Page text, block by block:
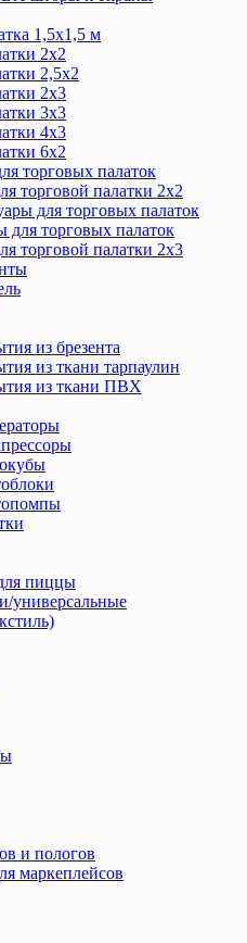
1,5х1,5 м
2х2
2,5х2
2х3
3х3
4х3
6х2
торговых палаток
торговой палатки 2х2
для торговых палаток
для торговых палаток
торговой палатки 2х3
из брезента
из ткани тарпаулин
из ткани ПВХ
пиццы
универсальные
и пологов
маркеплейсов